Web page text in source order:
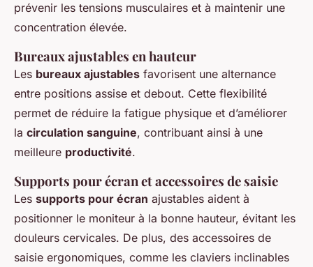
prévenir les tensions musculaires et à maintenir une
concentration élevée.
Bureaux ajustables en hauteur
Les bureaux ajustables favorisent une alternance
entre positions assise et debout. Cette flexibilité
permet de réduire la fatigue physique et d’améliorer
la circulation sanguine, contribuant ainsi à une
meilleure productivité.
Supports pour écran et accessoires de saisie
Les supports pour écran ajustables aident à
positionner le moniteur à la bonne hauteur, évitant les
douleurs cervicales. De plus, des accessoires de
saisie ergonomiques, comme les claviers inclinables